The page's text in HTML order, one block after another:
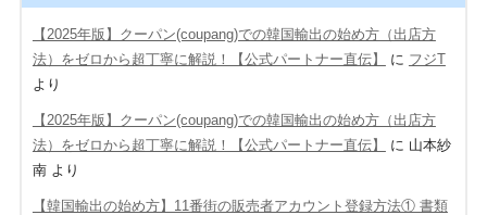
【2025年版】クーパン(coupang)での韓国輸出の始め方（出店方
法）をゼロから超丁寧に解説！【公式パートナー直伝】
に フジT
より
【2025年版】クーパン(coupang)での韓国輸出の始め方（出店方
法）をゼロから超丁寧に解説！【公式パートナー直伝】
に 山本紗
南より
【韓国輸出の始め方】11番街の販売者アカウント登録方法① 書類